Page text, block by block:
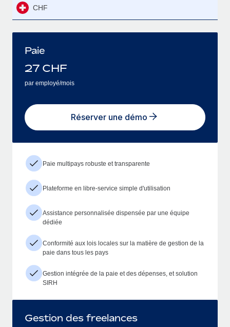
CHF
Paie
27 CHF
par employé/mois
Réserver une démo
Paie multipays robuste et transparente
Plateforme en libre-service simple d'utilisation
Assistance personnalisée dispensée par une équipe
dédiée
Conformité aux lois locales sur la matière de gestion de la
paie dans tous les pays
Gestion intégrée de la paie et des dépenses, et solution
SIRH
Gestion des freelances